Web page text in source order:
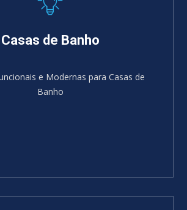
Casas de Banho
e Modernas para Casas de
Banho